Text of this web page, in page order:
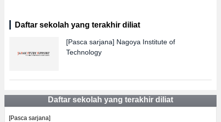
Daftar sekolah yang terakhir diliat
[Pasca sarjana] Nagoya Institute of
Technology
Daftar sekolah yang terakhir diliat
[Pasca sarjana]